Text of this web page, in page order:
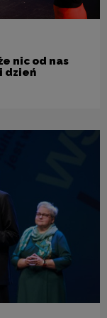
nic od nas
dzień